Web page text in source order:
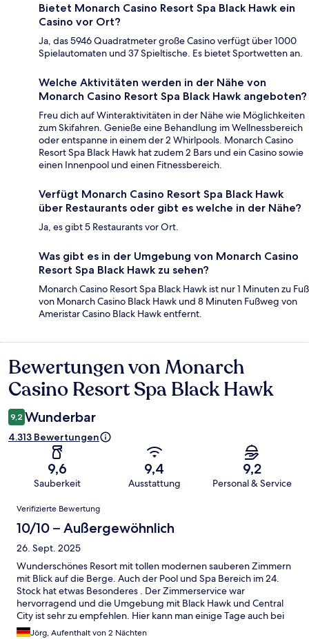
Bietet Monarch Casino Resort Spa Black Hawk ein
Casino vor Ort?
Ja, das 5946 Quadratmeter große Casino verfügt über 1000
Spielautomaten und 37 Spieltische. Es bietet Sportwetten an.
Welche Aktivitäten werden in der Nähe von
Monarch Casino Resort Spa Black Hawk angeboten?
Freu dich auf Winteraktivitäten in der Nähe wie Möglichkeiten
zum Skifahren. Genieße eine Behandlung im Wellnessbereich
oder entspanne in einem der 2 Whirlpools. Monarch Casino
Resort Spa Black Hawk hat zudem 2 Bars und ein Casino sowie
einen Innenpool und einen Fitnessbereich.
Verfügt Monarch Casino Resort Spa Black Hawk
über Restaurants oder gibt es welche in der Nähe?
Ja, es gibt 5 Restaurants vor Ort.
Was gibt es in der Umgebung von Monarch Casino
Resort Spa Black Hawk zu sehen?
Monarch Casino Resort Spa Black Hawk ist nur 1 Minuten zu Fuß
von Monarch Casino Black Hawk und 8 Minuten Fußweg von
Ameristar Casino Black Hawk entfernt.
Bewertungen
Bewertungen von Monarch
Casino Resort Spa Black Hawk
9,2 Wunderbar
4.313 Bewertungen
9,6
Sauberkeit
9,4
Ausstattung
9,2
Personal & Service
Bewertungen
Verifizierte Bewertung
10/10 – Außergewöhnlich
26. Sept. 2025
Wunderschönes Resort mit tollen modernen sauberen Zimmern
mit Blick auf die Berge. Auch der Pool und Spa Bereich im 24.
Stock hat etwas Besonderes . Der Zimmerservice war
hervorragend und die Umgebung mit Black Hawk und Central
City ist sehr zu empfehlen. Hier kann man einige Tage auch bei
schlechtem Wetter verbringen
Jörg, Aufenthalt von 2 Nächten